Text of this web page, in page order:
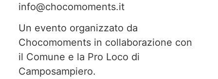
info@chocomoments.it
Un evento organizzato da
Chocomoments in collaborazione con
il Comune e la Pro Loco di
Camposampiero.